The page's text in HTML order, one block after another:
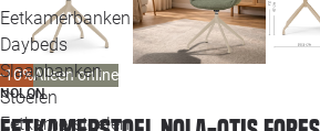
Eetkamerbanken
Daybeds
Slaapbanken
Stoelen
Eetkamerstoelen
-10%Alleen online
NOLON